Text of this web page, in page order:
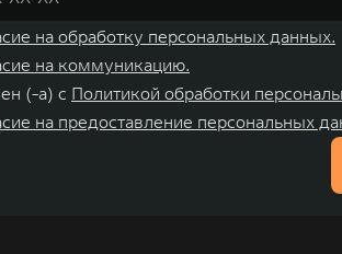
на обработку персональных данных.
на коммуникацию.
(-а) с Политикой обработки
на предоставление персональных